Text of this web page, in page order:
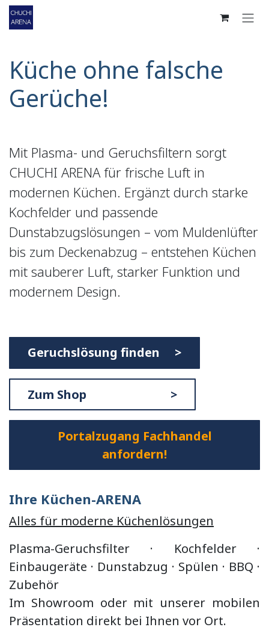
Zum Inhalt springen
Küche ohne falsche
Gerüche!
Mit Plasma- und Geruchsfiltern sorgt
CHUCHI ARENA für frische Luft in
modernen Küchen. Ergänzt durch starke
Kochfelder und passende
Dunstabzugslösungen – vom Muldenlüfter
bis zum Deckenabzug – entstehen Küchen
mit sauberer Luft, starker Funktion und
modernem Design.
Geruchslösung finden >
Zum Shop >
Portalzugang Fachhandel
anfordern!
Ihre Küchen-ARENA
Alles für moderne Küchenlösungen
Plasma-Geruchsfilter · Kochfelder ·
Einbaugeräte · Dunstabzug · Spülen · BBQ ·
Zubehör
Im Showroom oder mit unserer mobilen
Präsentation direkt bei Ihnen vor Ort.